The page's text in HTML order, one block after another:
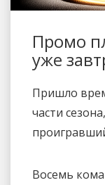
Промо
уже
Пришло
части
Восемь